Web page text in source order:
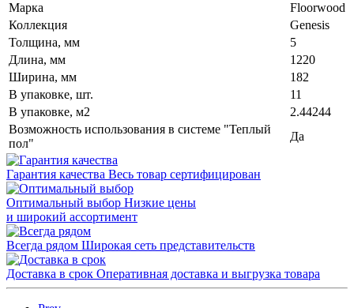
Марка
Floorwood
Коллекция
Genesis
Толщина, мм
5
Длина, мм
1220
Ширина, мм
182
В упаковке, шт.
11
В упаковке, м2
2.44244
Возможность использования в системе "Теплый
пол"
Да
Гарантия качества Весь товар сертифицирован
Оптимальный выбор Низкие цены
и широкий ассортимент
Всегда рядом Широкая сеть представительств
Доставка в срок Оперативная доставка и выгрузка товара